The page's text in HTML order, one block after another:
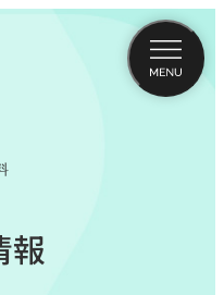
報